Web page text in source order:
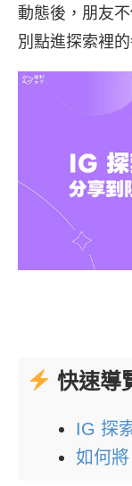
動態後，朋友
別點進探索裡
快速導
IG 探
如何